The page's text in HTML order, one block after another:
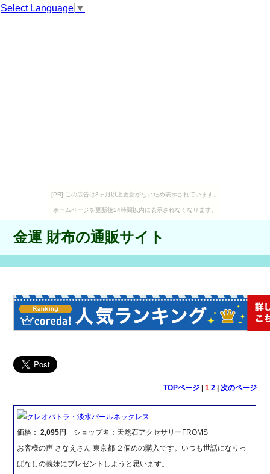
Select Language ▼
[PR] この広告は3ヶ月以上更新がないため表示されています。
ホームページを更新後24時間以内に表示されなくなります。
金運 財布の通販サイト
TOPページ| 1 2| 次のページ
クレオパトラ・淡水パールネックレス
価格：2,095円
ショップ名：天然石アクセサリーFROMS
お客様の声 さなえさん 東京都 ２個めの購入です。いつも世話になりっ
ぱなしの義妹にプレゼントしようと思います。 ----------------------------------